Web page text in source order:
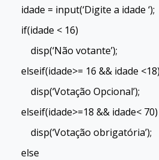
idade = input(‘Digite a idade ‘);
if(idade < 16)
disp(‘Não votante’);
elseif(idade>= 16 && idade <18)
disp(‘Votação Opcional’);
elseif(idade>=18 && idade< 70)
disp(‘Votação obrigatória’);
else